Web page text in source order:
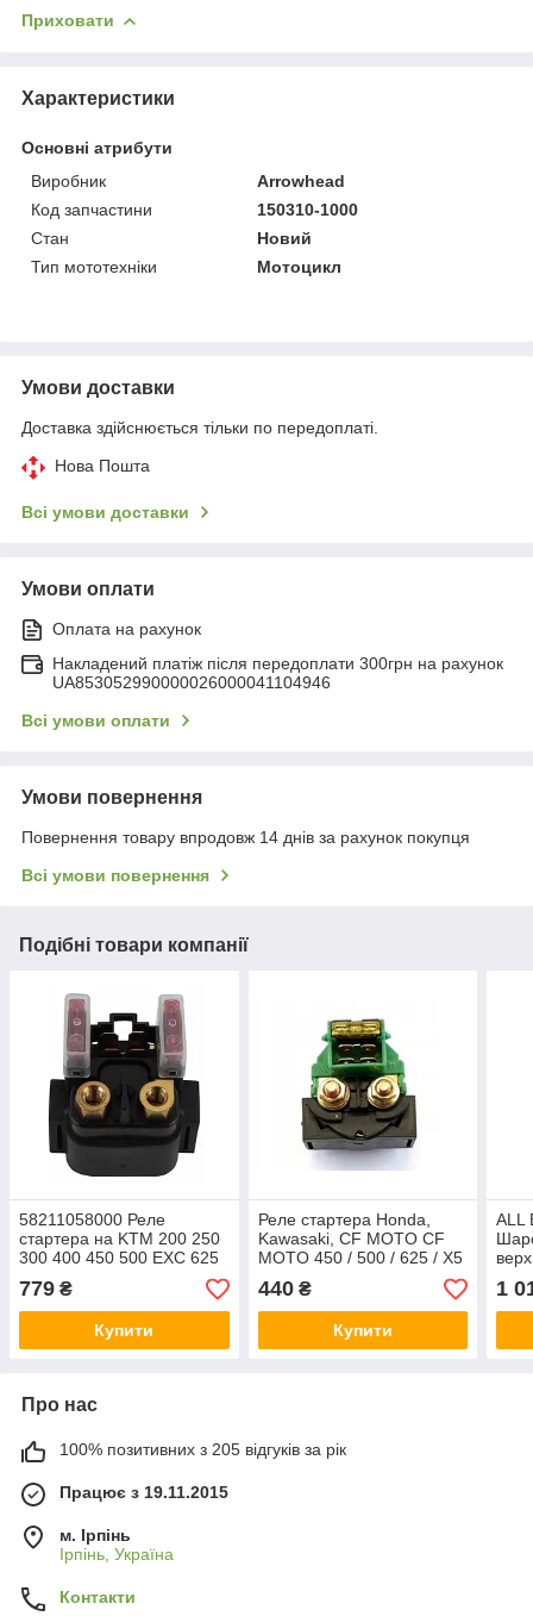
Приховати
Характеристики
Основні атрибути
Виробник
Arrowhead
Код запчастини
150310-1000
Стан
Новий
Тип мототехніки
Мотоцикл
Умови доставки
Доставка здійснюється тільки по передоплаті.
Нова Пошта
Всі умови доставки
Умови оплати
Оплата на рахунок
Накладений платіж після передоплати 300грн на рахунок
UA853052990000026000041104946
Всі умови оплати
Умови повернення
Повернення товару впродовж 14 днів за рахунок покупця
Всі умови повернення
Подібні товари компанії
58211058000 Реле
стартера на KTM 200 250
300 400 450 500 EXC 625
SMC 640 DUKE II 690 SMC
1190 RC8 1050
779 ₴
Купити
Реле стартера Honda,
Kawasaki, CF MOTO CF
MOTO 450 / 500 / 625 / X5
/ X6 / X8
440₴
Купити
ALL
1
Про нас
100% позитивних з 205 відгуків за рік
Працює з 19.11.2015
м. Ірпінь
Ірпінь, Україна
Контакти